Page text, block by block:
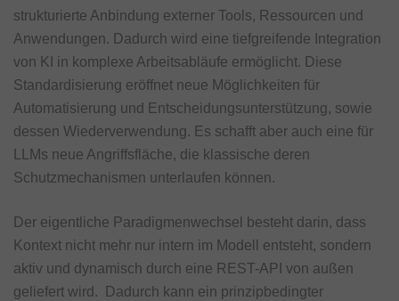
strukturierte Anbindung externer Tools, Ressourcen und
Anwendungen. Dadurch wird eine tiefgreifende Integration
von KI in komplexe Arbeitsabläufe ermöglicht. Diese
Standardisierung eröffnet neue Möglichkeiten für
Automatisierung und Entscheidungsunterstützung, sowie
dessen Wiederverwendung. Es schafft aber auch eine für
LLMs neue Angriffsfläche, die klassische deren
Schutzmechanismen unterlaufen können.
Der eigentliche Paradigmenwechsel besteht darin, dass
Kontext nicht mehr nur intern im Modell entsteht, sondern
aktiv und dynamisch durch eine REST-API von außen
geliefert wird. Dadurch kann ein prinzipbedingter